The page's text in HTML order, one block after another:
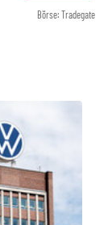
Börse: Tradegate